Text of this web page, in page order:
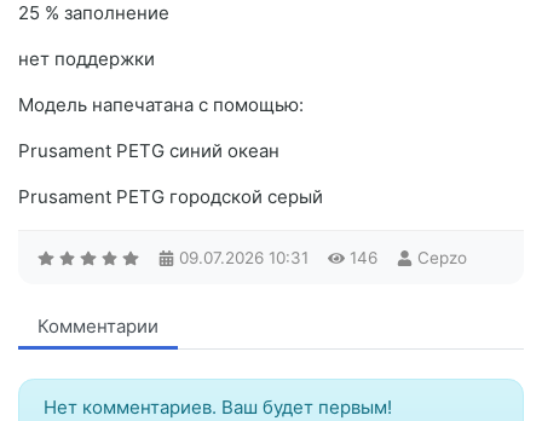
25 % заполнение
нет поддержки
Модель напечатана с помощью:
Prusament PETG синий океан
Prusament PETG городской серый
09.07.2026 10:31 146 Cepzo
Комментарии
Нет комментариев. Ваш будет первым!